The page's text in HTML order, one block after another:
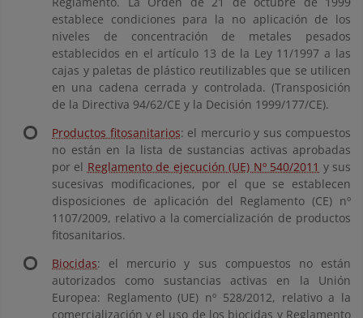
establece condiciones para la no aplicación de los
niveles de concentración de metales pesados
establecidos en el artículo 13 de la Ley 11/1997 a las
cajas y paletas de plástico reutilizables que se utilicen
en una cadena cerrada y controlada. (Transposición
de la Directiva 94/62/CE y la Decisión 1999/177/CE).
Productos fitosanitarios: el mercurio y sus compuestos
no están en la lista de sustancias activas aprobadas
por el Reglamento de ejecución (UE) Nº 540/2011 y sus
sucesivas modificaciones, por el que se establecen
disposiciones de aplicación del Reglamento (CE) nº
1107/2009, relativo a la comercialización de productos
fitosanitarios.
Biocidas: el mercurio y sus compuestos no están
autorizados como sustancias activas en la Unión
Europea: Reglamento (UE) nº 528/2012, relativo a la
comercialización y el uso de los biocidas y Reglamento